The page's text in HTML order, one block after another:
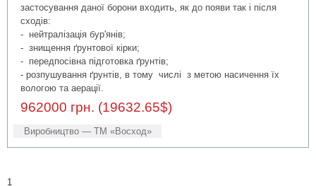
застосування даної борони входить, як до появи так і після
сходів:
- нейтралізація бур'янів;
- знищення ґрунтової кірки;
- передпосівна підготовка ґрунтів;
- розпушування ґрунтів, в тому числі з метою насичення їх
вологою та аерації.
962000 грн. (19632.65$)
Виробництво — ТМ «Восход»
1